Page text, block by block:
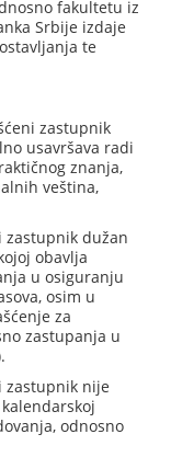
fakultetu iz
Srbije izdaje
te
zastupnik
usavršava radi
znanja,
veština,
zastupnik dužan
obavlja
u osiguranju
osim u
za
zastupanja u
zastupnik nije
odnosno